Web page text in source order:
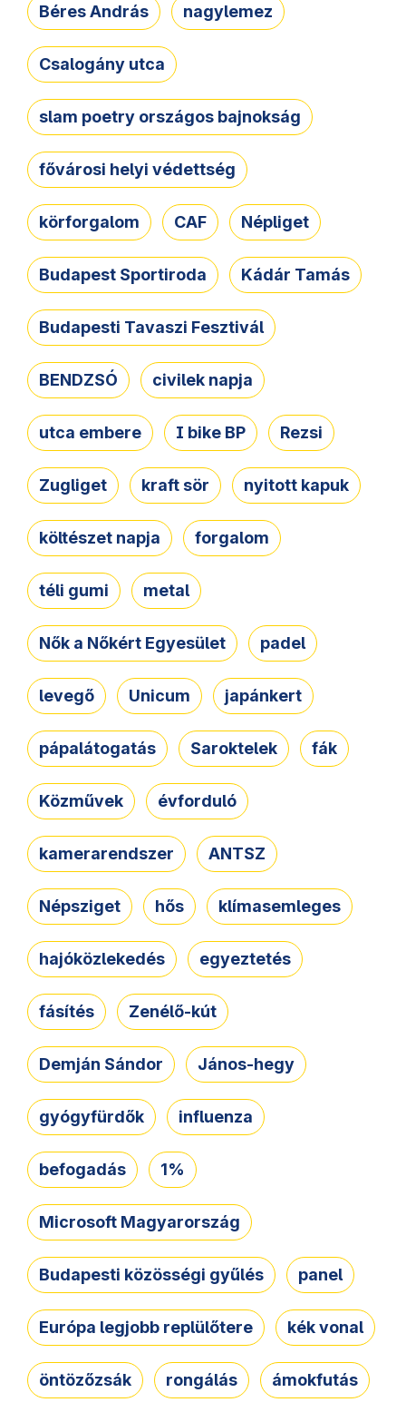
Béres András nagylemez
Csalogány utca
slam poetry országos bajnokság
fővárosi helyi védettség
körforgalom CAF Népliget
Budapest Sportiroda Kádár Tamás
Budapesti Tavaszi Fesztivál
BENDZSÓ civilek napja
utca embere I bike BP Rezsi
Zugliget kraft sör nyitott kapuk
költészet napja forgalom
téli gumi metal
Nők a Nőkért Egyesület padel
levegő Unicum japánkert
pápalátogatás Saroktelek fák
Közművek évforduló
kamerarendszer ANTSZ
Népsziget hős klímasemleges
hajóközlekedés egyeztetés
fásítés Zenélő-kút
Demján Sándor János-hegy
gyógyfürdők influenza
befogadás 1%
Microsoft Magyarország
Budapesti közösségi gyűlés panel
Európa legjobb replülőtere kék vonal
öntözőzsák rongálás ámokfutás